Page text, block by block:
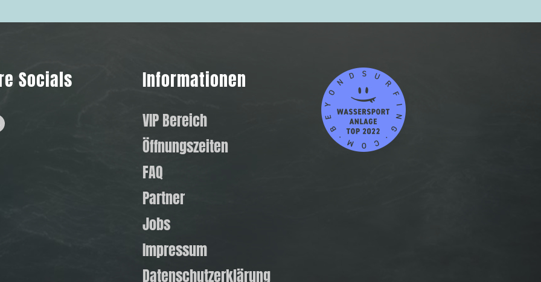
Socials Informationen
VIP Bereich
Öffnungszeiten
FAQ
Partner
Jobs
Impressum
Datenschutzerklärung